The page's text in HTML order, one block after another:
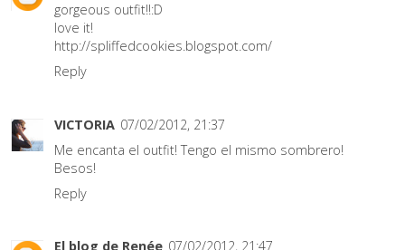
gorgeous outfit!!:D
love it!
http://spliffedcookies.blogspot.com/
Reply
VICTORIA 07/02/2012, 21:37
Me encanta el outfit! Tengo el mismo sombrero!
Besos!
Reply
El blog de Renée 07/02/2012, 21:47